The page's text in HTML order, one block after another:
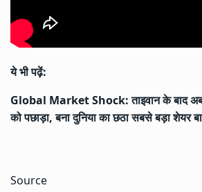
ये भी पढ़ें:
Global Market Shock: ताइवान के बाद अब
को पछाड़ा, बना दुनिया का छठा सबसे बड़ा शेयर
Source